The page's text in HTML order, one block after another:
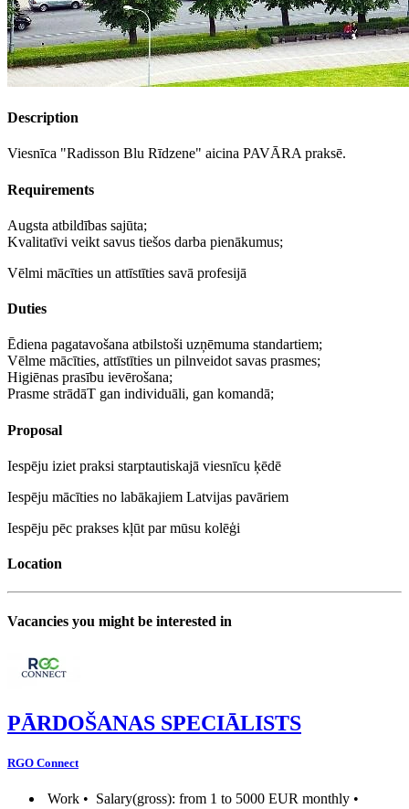
Description
Viesnīca "Radisson Blu Rīdzene" aicina PAVĀRA praksē.
Requirements
Augsta atbildības sajūta;
Kvalitatīvi veikt savus tiešos darba pienākumus;
Vēlmi mācīties un attīstīties savā profesijā
Duties
Ēdiena pagatavošana atbilstoši uzņēmuma standartiem;
Vēlme mācīties, attīstīties un pilnveidot savas prasmes;
Higiēnas prasību ievērošana;
Prasme strādāT gan individuāli, gan komandā;
Proposal
Iespēju iziet praksi starptautiskajā viesnīcu ķēdē
Iespēju mācīties no labākajiem Latvijas pavāriem
Iespēju pēc prakses kļūt par mūsu kolēģi
Location
Vacancies you might be interested in
PĀRDOŠANAS SPECIĀLISTS
RGO Connect
Work • Salary(gross): from 1 to 5000 EUR monthly •